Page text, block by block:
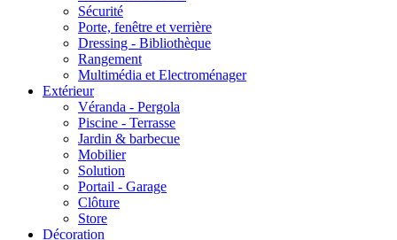
Sécurité
Porte, fenêtre et verrière
Dressing - Bibliothèque
Rangement
Multimédia et Electroménager
Extérieur
Véranda - Pergola
Piscine - Terrasse
Jardin & barbecue
Mobilier
Solution
Portail - Garage
Clôture
Store
Décoration